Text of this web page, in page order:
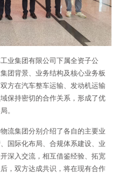
业集团有限公司下属全资子公
团背景、业务结构及核心业务板
方在汽车整车运输、发动机运输
保持密切的合作关系，形成了优
。
流集团分别介绍了各自的主要业
国际化布局、合规体系建设、业
深入交流，相互借鉴经验、拓宽
，双方达成共识，将在现有合作